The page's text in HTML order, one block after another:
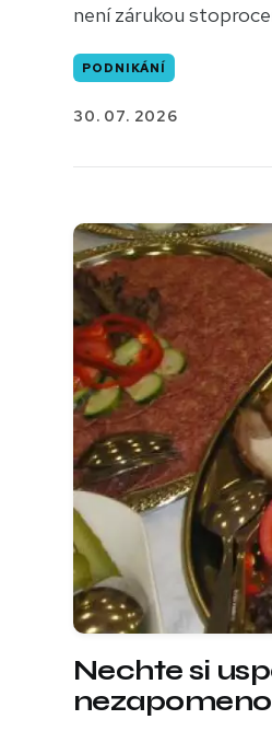
není zárukou
PODNIKÁNÍ
30. 07. 2026
Nechte si